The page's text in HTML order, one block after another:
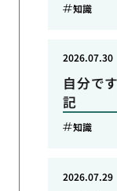
知識
自分で
記
2026.07.30
知識
2026.07.29